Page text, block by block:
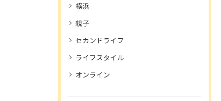
横浜
親子
セカンドライフ
ライフスタイル
オンライン